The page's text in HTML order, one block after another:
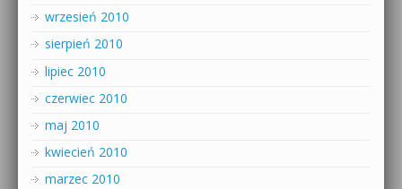
wrzesień 2010
sierpień 2010
lipiec 2010
czerwiec 2010
maj 2010
kwiecień 2010
marzec 2010